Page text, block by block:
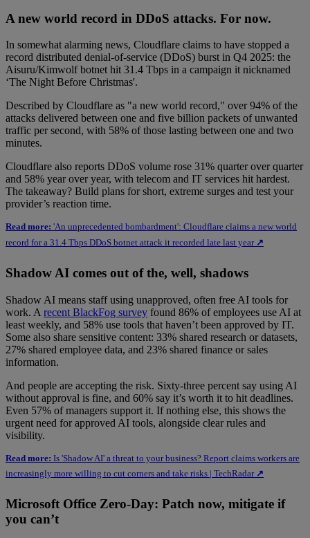
A new world record in DDoS attacks. For now.
In somewhat alarming news, Cloudflare claims to have stopped a
record distributed denial-of-service (DDoS) burst in Q4 2025: the
Aisuru/Kimwolf botnet hit 31.4 Tbps in a campaign it nicknamed
‘The Night Before Christmas'.
Described by Cloudflare as "a new world record," over 94% of the
attacks delivered between one and five billion packets of unwanted
traffic per second, with 58% of those lasting between one and two
minutes.
Cloudflare also reports DDoS volume rose 31% quarter over quarter
and 58% year over year, with telecom and IT services hit hardest.
The takeaway? Build plans for short, extreme surges and test your
provider’s reaction time.
Read more: 'An unprecedented bombardment': Cloudflare claims a new world
record for a 31.4 Tbps DDoS botnet attack it recorded late last year ↗
Shadow AI comes out of the, well, shadows
Shadow AI means staff using unapproved, often free AI tools for
work. A recent BlackFog survey found 86% of employees use AI at
least weekly, and 58% use tools that haven’t been approved by IT.
Some also share sensitive content: 33% shared research or datasets,
27% shared employee data, and 23% shared finance or sales
information.
And people are accepting the risk. Sixty-three percent say using AI
without approval is fine, and 60% say it’s worth it to hit deadlines.
Even 57% of managers support it. If nothing else, this shows the
urgent need for approved AI tools, alongside clear rules and
visibility.
Read more: Is 'Shadow AI' a threat to your business? Report claims workers are
increasingly more willing to cut corners and take risks | TechRadar ↗
Microsoft Office Zero-Day: Patch now, mitigate if
you can’t